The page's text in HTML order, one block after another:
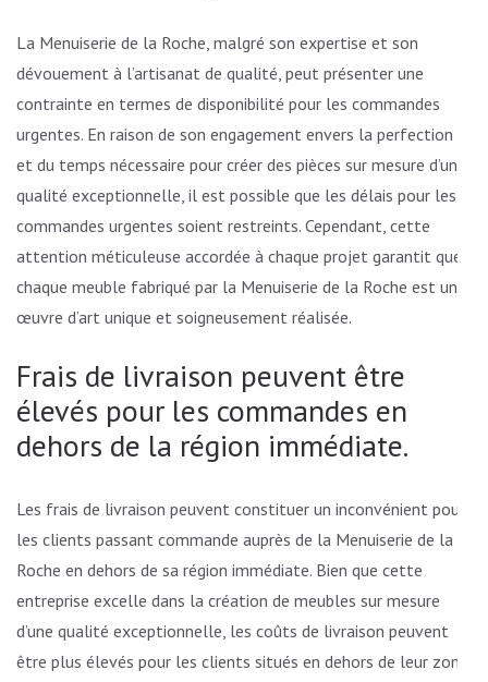
La Menuiserie de la Roche, malgré son expertise et son
dévouement à l’artisanat de qualité, peut présenter une
contrainte en termes de disponibilité pour les commandes
urgentes. En raison de son engagement envers la perfection
et du temps nécessaire pour créer des pièces sur mesure d’une
qualité exceptionnelle, il est possible que les délais pour les
commandes urgentes soient restreints. Cependant, cette
attention méticuleuse accordée à chaque projet garantit que
chaque meuble fabriqué par la Menuiserie de la Roche est une
œuvre d’art unique et soigneusement réalisée.
Frais de livraison peuvent être
élevés pour les commandes en
dehors de la région immédiate.
Les frais de livraison peuvent constituer un inconvénient pour
les clients passant commande auprès de la Menuiserie de la
Roche en dehors de sa région immédiate. Bien que cette
entreprise excelle dans la création de meubles sur mesure
d’une qualité exceptionnelle, les coûts de livraison peuvent
être plus élevés pour les clients situés en dehors de leur zone